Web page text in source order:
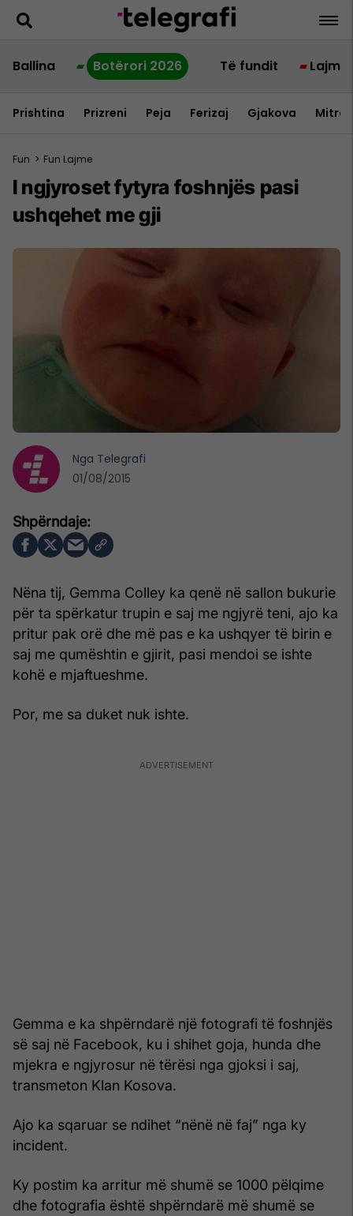
Ballina Botërori 2026 Të fundit Lajme
Prishtina Prizreni Peja Ferizaj Gjakova
Fun > Fun Lajme
I ngjyroset fytyra foshnjës pasi
ushqehet me gji
Nëna tij, Gemma Colley ka qenë në sallon bukurie
për ta spërkatur trupin e saj me ngjyrë teni, ajo ka
pritur pak orë dhe më pas e ka ushqyer të birin e
saj me qumështin e gjirit, pasi mendoi se ishte
kohë e mjaftueshme.
Por, me sa duket nuk ishte.
Gemma e ka shpërndarë një fotografi të foshnjës
së saj në Facebook, ku i shihet goja, hunda dhe
mjekra e ngjyrosur në tërësi nga gjoksi i saj,
transmeton Klan Kosova.
Ajo ka sqaruar se ndihet “nënë në faj” nga ky
incident.
Ky postim ka arritur më shumë se 1000 pëlqime
dhe fotografia është shpërndarë më shumë se
Nga Telegrafi
01/08/2015